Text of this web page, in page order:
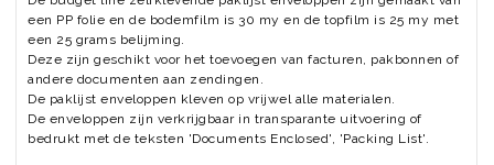
een PP folie en de bodemfilm is 30 my en de topfilm is 25 my met
een 25 grams belijming.
Deze zijn geschikt voor het toevoegen van facturen, pakbonnen of
andere documenten aan zendingen.
De paklijst enveloppen kleven op vrijwel alle materialen.
De enveloppen zijn verkrijgbaar in transparante uitvoering of
bedrukt met de teksten 'Documents Enclosed', 'Packing List'.